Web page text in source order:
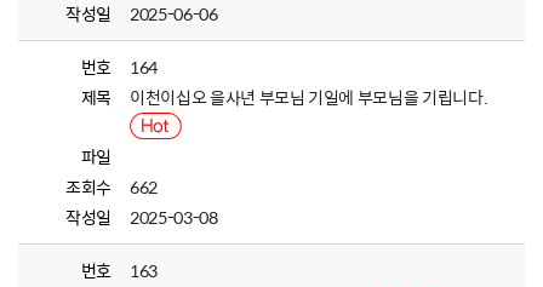
작성일
2025-06-06
번호
164
제목
이천이십오 을사년 부모님 기일에 부모님을 기립니다.
파일
조회수
662
작성일
2025-03-08
번호
163